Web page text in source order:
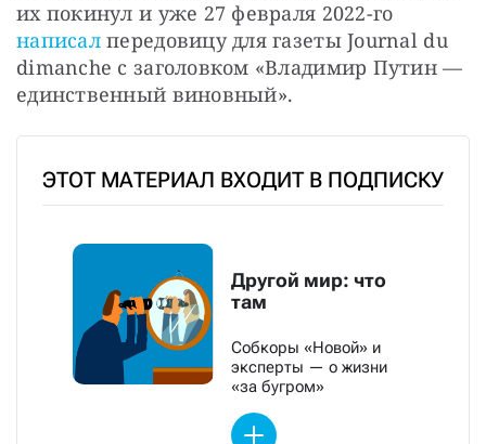
написал передовицу для газеты Journal du
dimanche с заголовком «Владимир Путин —
единственный виновный».
ЭТОТ МАТЕРИАЛ ВХОДИТ В ПОДПИСКУ
Другой мир: что
там
Собкоры «Новой» и
эксперты — о жизни
«за бугром»